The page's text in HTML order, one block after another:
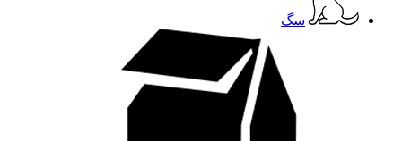
سگ